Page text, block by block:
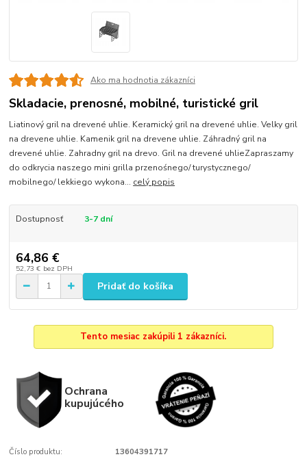
Ako ma hodnotia zákazníci
Skladacie, prenosné, mobilné, turistické gril
Liatinový gril na drevené uhlie. Keramický gril na drevené uhlie. Velky gril
na drevene uhlie. Kamenik gril na drevene uhlie. Záhradný gril na
drevené uhlie. Zahradny gril na drevo. Gril na drevené uhlieZapraszamy
do odkrycia naszego mini grilla przenośnego/ turystycznego/
mobilnego/ lekkiego wykona... celý popis
Dostupnosť 3-7 dní
64,86 €
52,73 € bez DPH
Pridať do košíka
Tento mesiac zakúpili 1 zákazníci.
Ochrana
kupujúcého
Číslo produktu: 13604391717